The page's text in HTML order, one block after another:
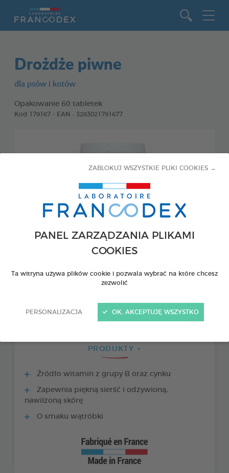
PANEL ZARZĄDZANIA PLIKAMI
COOKIES
Ta witryna używa plików cookie i pozwala wybrać na które chcesz
zezwolić
PERSONALIZACJA
ZABLOKUJ WSZYSTKIE PLIKI COOKIES →
OK, AKCEPTUJĘ WSZYSTKO
Drożdże piwne
dla psów i kotów
Opakowanie 60 tabletek
Kod 179167 - EAN : 3283021791677
PRODUKTY +
Źródło witamin z grupy B oraz cynku
Zapewnia piękną sierść i odżywioną,
nawilżoną skórę
O smaku wątróbki